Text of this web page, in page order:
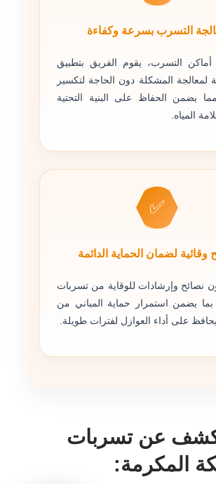
التسرب بسرعة وكفاءة
التسرب، يقوم الفريق بتطبيق
لمعالجة المشكلة دون الحاجة لتكسير
يضمن الحفاظ على البنية التحتية
المياه.
✅
وقائية لضمان الحماية الدائمة
نصائح وإرشادات للوقاية من تسربات
بما يضمن استمرار حماية المباني من
على أداء العوازل لفترات طويلة.
عن تسربات
المكرمة: